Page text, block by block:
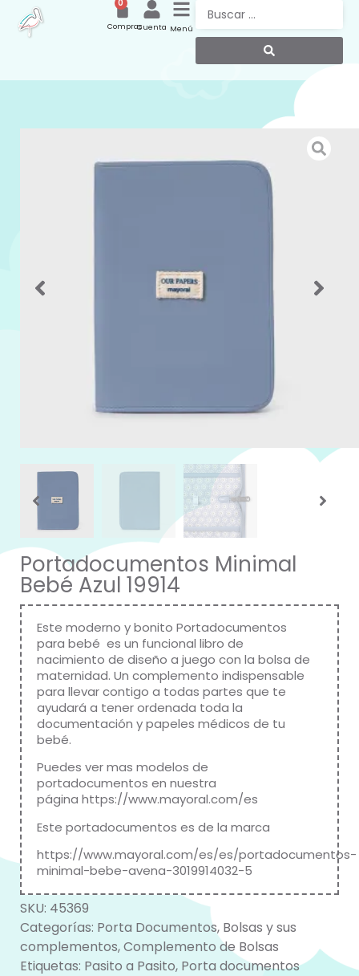
Menú
Cuenta
0
Compras
Portadocumentos Minimal
Bebé Azul 19914
Este moderno y bonito Portadocumentos
para bebé es un funcional libro de
nacimiento de diseño a juego con la bolsa de
maternidad. Un complemento indispensable
para llevar contigo a todas partes que te
ayudará a tener ordenada toda la
documentación y papeles médicos de tu
bebé.
Puedes ver mas modelos de
portadocumentos en nuestra
página https://www.mayoral.com/es
Este portadocumentos es de la marca
https://www.mayoral.com/es/es/portadocumentos-
minimal-bebe-avena-3019914032-5
SKU: 45369
Categorías: Porta Documentos, Bolsas y sus
complementos,Complemento de Bolsas
Etiquetas: Pasito a Pasito, Porta documentos